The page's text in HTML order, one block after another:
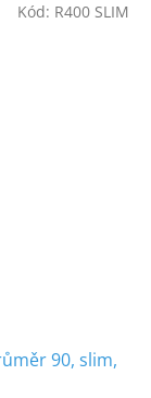
90, slim,
Kód: R400 SLIM